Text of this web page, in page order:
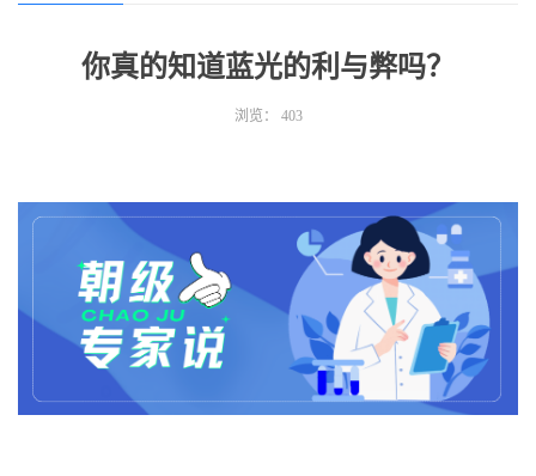
你真的知道蓝光的利与弊吗？
浏览： 403